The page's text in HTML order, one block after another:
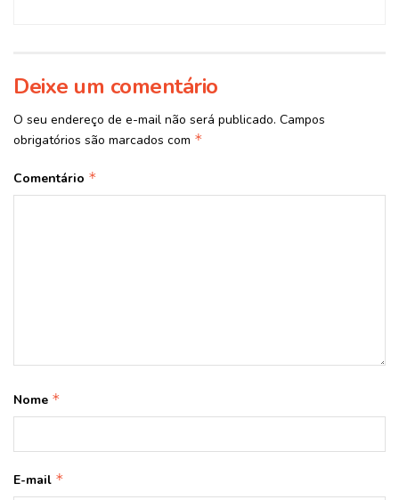
Deixe um comentário
O seu endereço de e-mail não será publicado. Campos
obrigatórios são marcados com *
Comentário *
Nome *
E-mail *